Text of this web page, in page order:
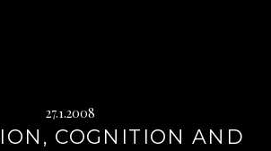
27.1.2008
COGNITION AND